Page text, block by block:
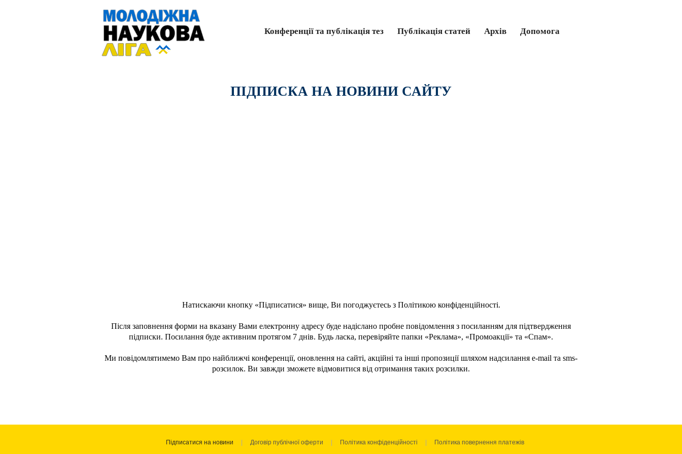
Конференції та публікація тез Публікація статей Архів Допомога
ПІДПИСКА НА НОВИНИ САЙТУ
Натискаючи кнопку «Підписатися» вище, Ви погоджуєтесь з Політикою конфіденційності.
Після заповнення форми на вказану Вами електронну адресу буде надіслано пробне повідомлення з посиланням для підтвердження
підписки. Посилання буде активним протягом 7 днів. Будь ласка, перевіряйте папки «Реклама», «Промоакції» та «Спам».
Ми повідомлятимемо Вам про найближчі конференції, оновлення на сайті, акційні та інші пропозиції шляхом надсилання е-mail та sms-
розсилок. Ви завжди зможете відмовитися від отримання таких розсилки.
Підписатися на новини Договір публічної оферти Політика конфіденційності Політика повернення платежів